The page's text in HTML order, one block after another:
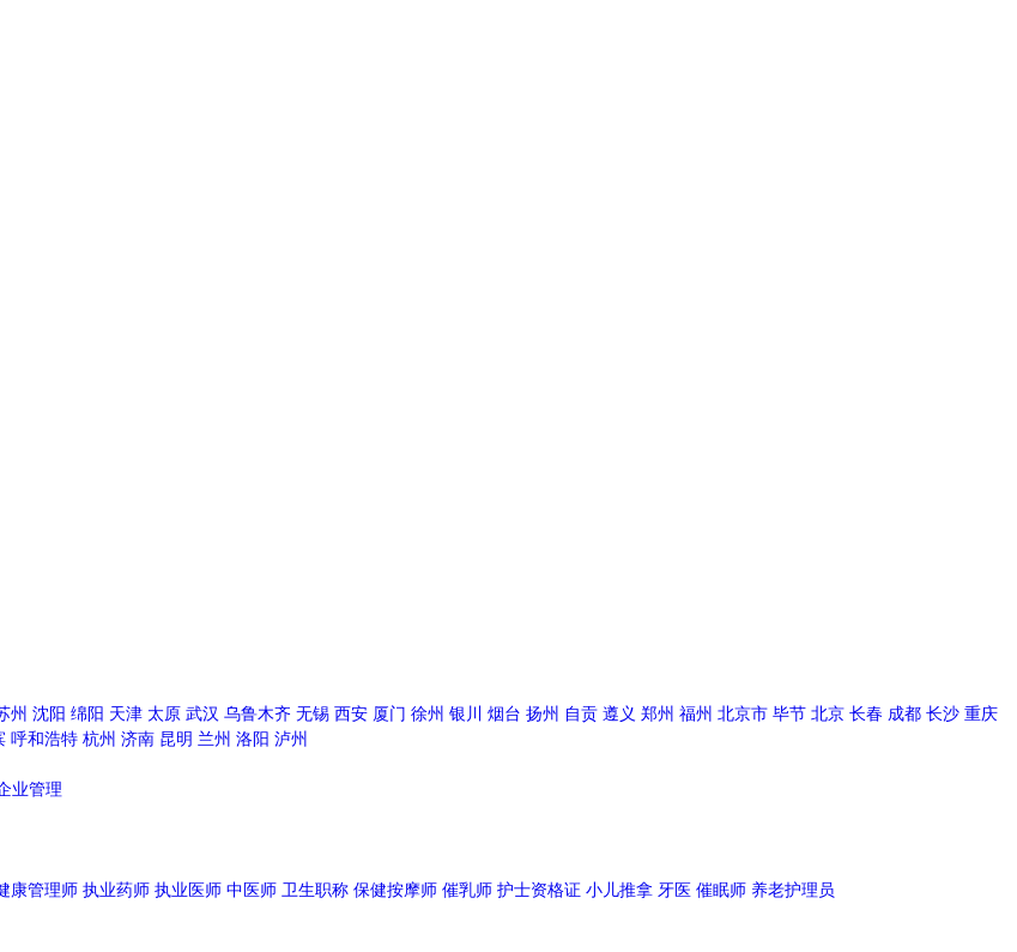
州 沈阳 绵阳 天津 太原 武汉 乌鲁木齐 无锡 西安 厦门 徐州 银川 烟台 扬州 自贡 遵义 郑州 福州 北京市 毕节 北京 长春 成都 长沙 重庆
呼和浩特 杭州 济南 昆明 兰州 洛阳 泸州
业管理
康管理师 执业药师 执业医师 中医师 卫生职称 保健按摩师 催乳师 护士资格证 小儿推拿 牙医 催眠师 养老护理员